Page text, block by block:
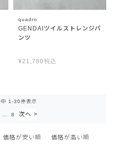
quadro
GENDAIツイルストレンジパ
ンツ
¥21,780 税込
価格が安い順 価格が高い順
1 -30件表示
8